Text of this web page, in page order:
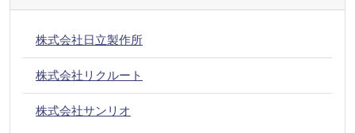
株式会社日立製作所
株式会社リクルート
株式会社サンリオ